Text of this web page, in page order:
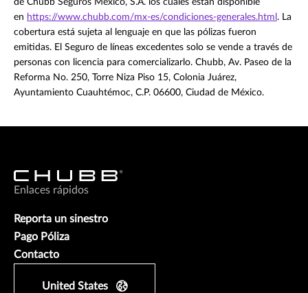
de Chubb Seguros México, S.A. los cuales están disponible
en https://www.chubb.com/mx-es/condiciones-generales.html . La
cobertura está sujeta al lenguaje en que las pólizas fueron
emitidas. El Seguro de líneas excedentes solo se vende a través de
personas con licencia para comercializarlo. Chubb, Av. Paseo de la
Reforma No. 250, Torre Niza Piso 15, Colonia Juárez,
Ayuntamiento Cuauhtémoc, C.P. 06600, Ciudad de México.
Enlaces rápidos
Reporta un sinestro
Pago Póliza
Contacto
United States